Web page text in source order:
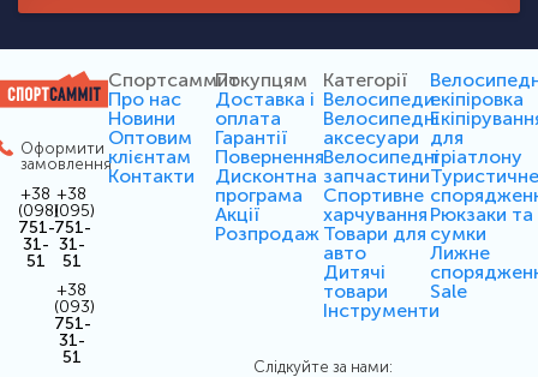
Оформити
замовлення
+38
(098)
751-
31-
51
+38
(095)
751-
31-
51
+38
(093)
751-
31-
51
Спортсаммит
Про нас
Новини
Оптовим
клієнтам
Контакти
Покупцям
Доставка і
оплата
Гарантії
Повернення
Дисконтна
програма
Акції
Розпродаж
Категорії
Велосипеди
Велосипедні
аксесуари
Велосипедні
запчастини
Спортивне
харчування
Товари для
авто
Дитячі
товари
Інструменти
екіпіровка
для
тріатлону
Рюкзаки та
сумки
Лижне
Sale
Слідкуйте за нами: